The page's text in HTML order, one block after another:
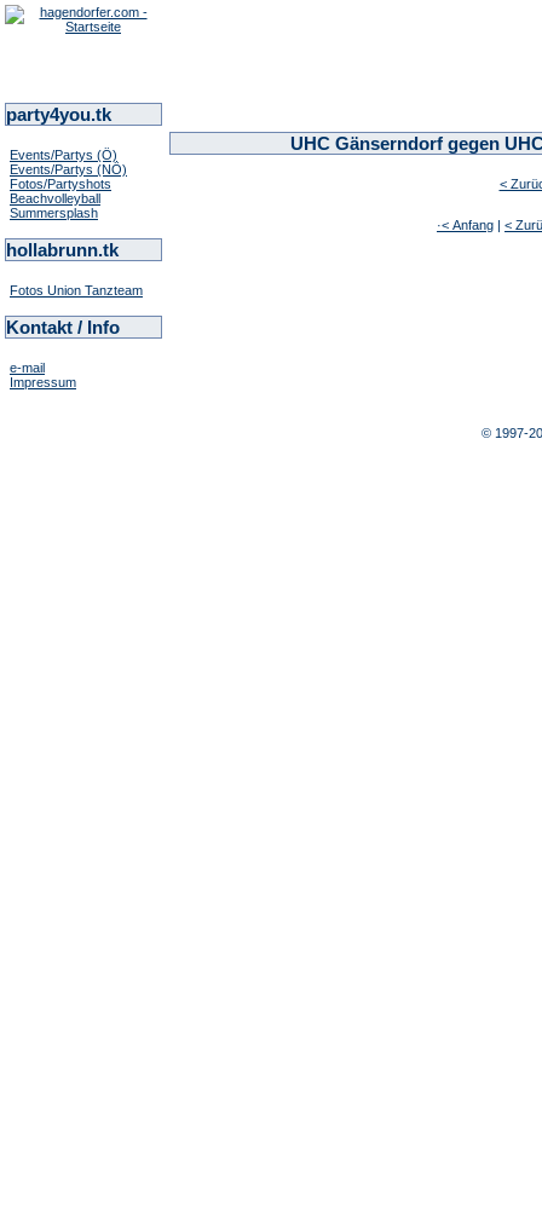
party4you.tk
Events/Partys (Ö)
Events/Partys (NÖ)
Fotos/Partyshots
Beachvolleyball
Summersplash
hollabrunn.tk
Fotos Union Tanzteam
Kontakt / Info
e-mail
Impressum
UHC Gänserndorf gegen
<
·< Anfang | <
© 1997-